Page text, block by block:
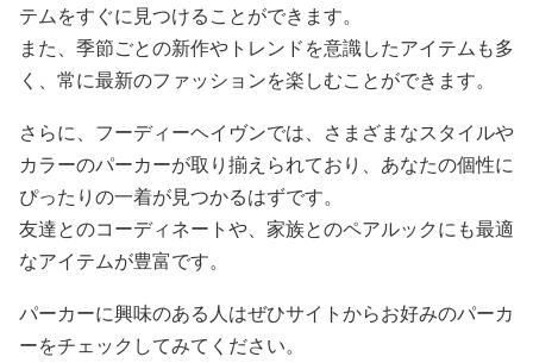
テムをすぐに見つけることができます。
また、季節ごとの新作やトレンドを意識したアイテムも多
く、常に最新のファッションを楽しむことができます。
さらに、フーディーヘイヴンでは、さまざまなスタイルや
カラーのパーカーが取り揃えられており、あなたの個性に
ぴったりの一着が見つかるはずです。
友達とのコーディネートや、家族とのペアルックにも最適
なアイテムが豊富です。
パーカーに興味のある人はぜひサイトからお好みのパーカ
ーをチェックしてみてください。